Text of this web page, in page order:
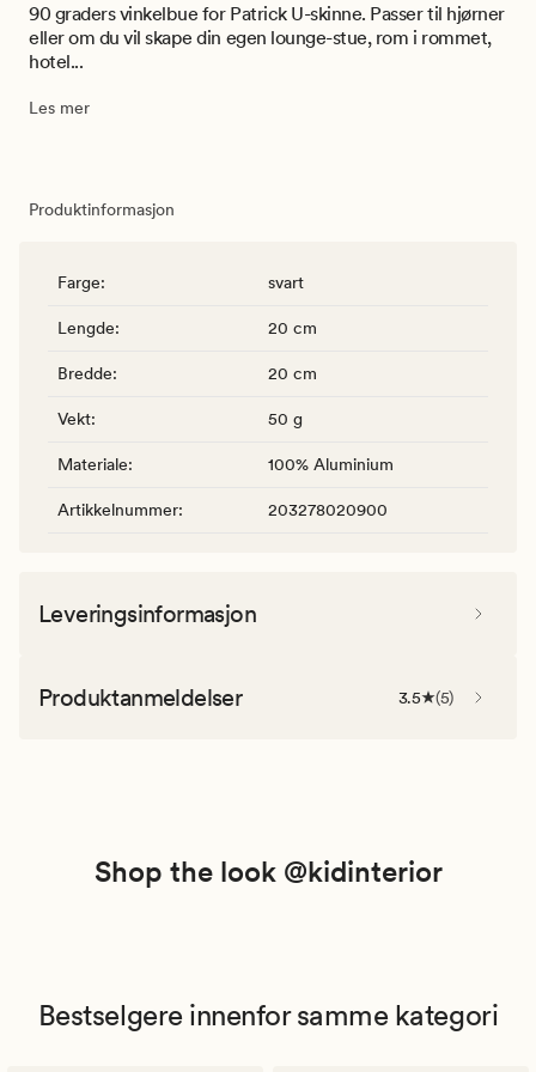
90 graders vinkelbue for Patrick U-skinne. Passer til hjørner
eller om du vil skape din egen lounge-stue, rom i rommet,
hotel...
Les mer
Produktinformasjon
Farge: svart
Lengde: 20 cm
Bredde: 20 cm
Vekt: 50 g
Materiale: 100% Aluminium
Artikkelnummer: 203278020900
Leveringsinformasjon
Produktanmeldelser 3.5 (5)
Shop the look @kidinterior
Bestselgere innenfor samme kategori